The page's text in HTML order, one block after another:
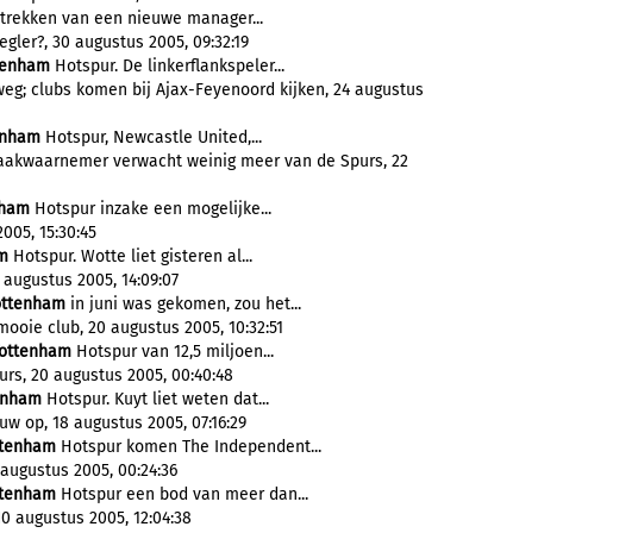
van een nieuwe manager...
30 augustus 2005, 09:32:19
Hotspur. De linkerflankspeler...
clubs komen bij Ajax-Feyenoord kijken, 24 augustus
Hotspur, Newcastle United,...
verwacht weinig meer van de Spurs, 22
Hotspur inzake een mogelijke...
15:30:45
Hotspur. Wotte liet gisteren al...
2005, 14:09:07
in juni was gekomen, zou het...
club, 20 augustus 2005, 10:32:51
Hotspur van 12,5 miljoen...
20 augustus 2005, 00:40:48
Hotspur. Kuyt liet weten dat...
op, 18 augustus 2005, 07:16:29
Hotspur komen The Independent...
2005, 00:24:36
Hotspur een bod van meer dan...
augustus 2005, 12:04:38